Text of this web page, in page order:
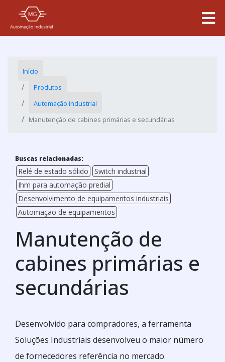
Início
Produtos
Automação industrial
Manutenção de cabines primárias e secundárias
Buscas relacionadas:
Relé de estado sólido
Switch industrial
Ihm para automação predial
Desenvolvimento de equipamentos industriais
Automação de equipamentos
Manutenção de
cabines primárias e
secundárias
Desenvolvido para compradores, a ferramenta
Soluções Industriais desenvolveu o maior número
de fornecedores referência no mercado.